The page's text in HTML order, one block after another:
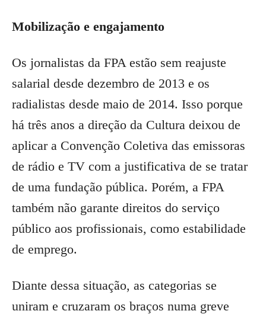
Mobilização e engajamento
Os jornalistas da FPA estão sem reajuste
salarial desde dezembro de 2013 e os
radialistas desde maio de 2014. Isso porque
há três anos a direção da Cultura deixou de
aplicar a Convenção Coletiva das emissoras
de rádio e TV com a justificativa de se tratar
de uma fundação pública. Porém, a FPA
também não garante direitos do serviço
público aos profissionais, como estabilidade
de emprego.
Diante dessa situação, as categorias se
uniram e cruzaram os braços numa greve